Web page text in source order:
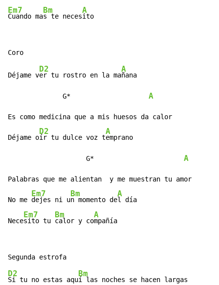
Em7
Cuando ma
Bm
s te neces
A
ito
Déjame v
D2
er tu rostro en la ma
A
ñana
              G*
A
Es como medicina que a mis huesos da calor
Déjame o
D2
ír tu dulce voz t
A
emprano
                    G*
A
Palabras que me alientan  y me muestran tu amor
No me
Em7
dejes ni u
Bm
n momento de
A
l día
Nece
Em7
sito tu
Bm
calor y co
A
mpañía
D2
Si tu no estas aqu
Bm
í las noches se hacen largas